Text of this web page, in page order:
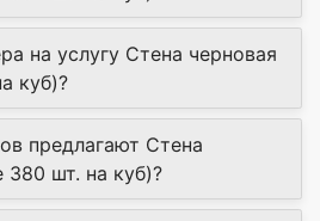
на услугу Стена черновая
куб)?
предлагают Стена
380 шт. на куб)?